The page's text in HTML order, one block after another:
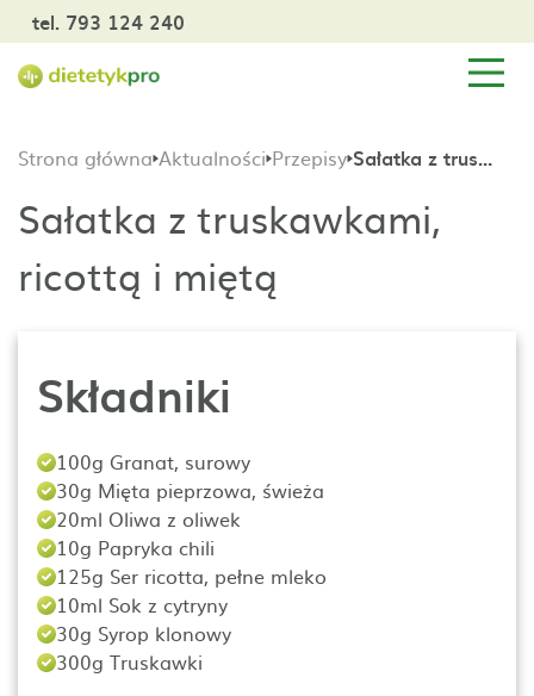
tel. 793 124 240
Strona główna Aktualności Przepisy Sałatka z truskawkami, ricottą i miętą
Sałatka z truskawkami,
ricottą i miętą
Składniki
100g Granat, surowy
30g Mięta pieprzowa, świeża
20ml Oliwa z oliwek
10g Papryka chili
125g Ser ricotta, pełne mleko
10ml Sok z cytryny
30g Syrop klonowy
300g Truskawki